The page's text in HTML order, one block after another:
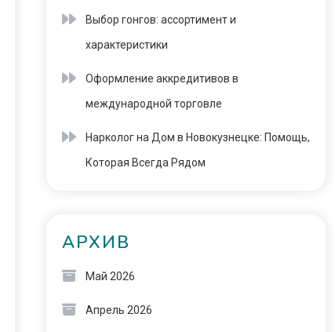
Выбор гонгов: ассортимент и
характеристики
Оформление аккредитивов в
международной торговле
Нарколог на Дом в Новокузнецке: Помощь,
Которая Всегда Рядом
АРХИВ
Май 2026
Апрель 2026